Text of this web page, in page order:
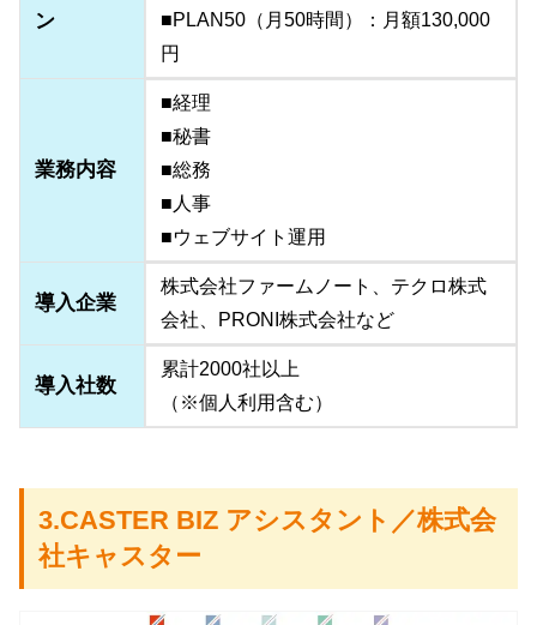
ン
■PLAN50（月50時間）：月額130,000
円
業務内容
■経理
■秘書
■総務
■人事
■ウェブサイト運用
導入企業
株式会社ファームノート、テクロ株式
会社、PRONI株式会社など
導入社数
累計2000社以上
（※個人利用含む）
3.CASTER BIZ アシスタント／株式会
社キャスター